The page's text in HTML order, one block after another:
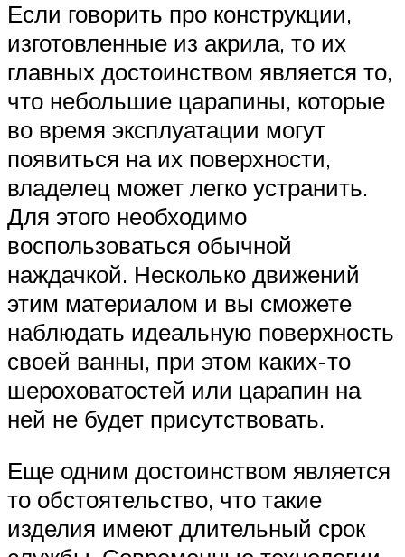
Если говорить про конструкции,
изготовленные из акрила, то их
главных достоинством является то,
что небольшие царапины, которые
во время эксплуатации могут
появиться на их поверхности,
владелец может легко устранить.
Для этого необходимо
воспользоваться обычной
наждачкой. Несколько движений
этим материалом и вы сможете
наблюдать идеальную поверхность
своей ванны, при этом каких-то
шероховатостей или царапин на
ней не будет присутствовать.
Еще одним достоинством является
то обстоятельство, что такие
изделия имеют длительный срок